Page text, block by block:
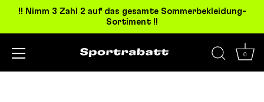
!! Nimm 3 Zahl 2 auf das gesamte Sommerbekleidung-
Sortiment !!
0